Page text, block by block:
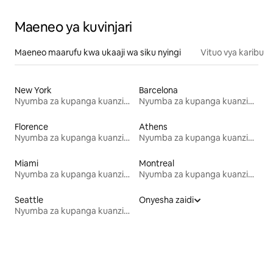
Maeneo ya kuvinjari
Maeneo maarufu kwa ukaaji wa siku nyingi Vituo vya karibu
New York
Nyumba za kupanga kuanzia mwezi mmoja
Barcelona
Nyumba za kupanga kuanzia mwezi mmoja
Florence
Nyumba za kupanga kuanzia mwezi mmoja
Athens
Nyumba za kupanga kuanzia mwezi mmoja
Miami
Nyumba za kupanga kuanzia mwezi mmoja
Montreal
Nyumba za kupanga kuanzia mwezi mmoja
Seattle
Nyumba za kupanga kuanzia mwezi mmoja
Onyesha zaidi